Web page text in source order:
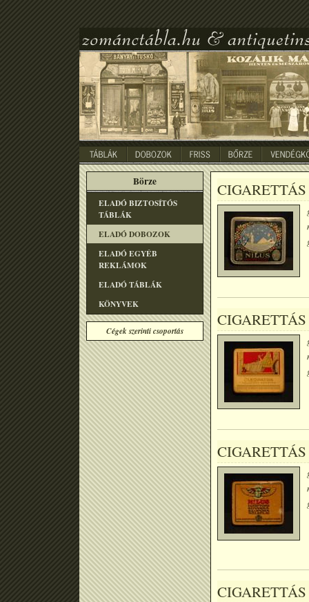
Börze
ELADÓ BIZTOSÍTÓS
TÁBLÁK
ELADÓ DOBOZOK
ELADÓ EGYÉB
REKLÁMOK
ELADÓ TÁBLÁK
KÖNYVEK
Cégek szerinti csoportás